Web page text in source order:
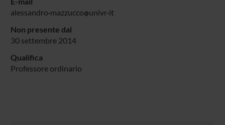
alessandro mazzucco univr it
Non presente dal
30 settembre 2014
Qualifica
Professore ordinario